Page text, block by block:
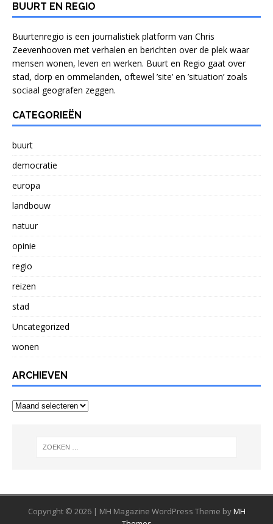
BUURT EN REGIO
Buurtenregio is een journalistiek platform van Chris
Zeevenhooven met verhalen en berichten over de plek waar
mensen wonen, leven en werken. Buurt en Regio gaat over
stad, dorp en ommelanden, oftewel ’site’ en ’situation’ zoals
sociaal geografen zeggen.
CATEGORIEËN
buurt
democratie
europa
landbouw
natuur
opinie
regio
reizen
stad
Uncategorized
wonen
ARCHIEVEN
Archieven
Copyright © 2026 | MH Magazine WordPress Theme byMH